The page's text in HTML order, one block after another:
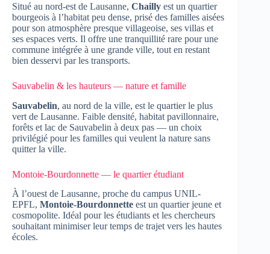
Situé au nord-est de Lausanne, Chailly est un quartier
bourgeois à l’habitat peu dense, prisé des familles aisées
pour son atmosphère presque villageoise, ses villas et
ses espaces verts. Il offre une tranquillité rare pour une
commune intégrée à une grande ville, tout en restant
bien desservi par les transports.
Sauvabelin & les hauteurs — nature et famille
Sauvabelin, au nord de la ville, est le quartier le plus
vert de Lausanne. Faible densité, habitat pavillonnaire,
forêts et lac de Sauvabelin à deux pas — un choix
privilégié pour les familles qui veulent la nature sans
quitter la ville.
Montoie-Bourdonnette — le quartier étudiant
À l’ouest de Lausanne, proche du campus UNIL-
EPFL, Montoie-Bourdonnette est un quartier jeune et
cosmopolite. Idéal pour les étudiants et les chercheurs
souhaitant minimiser leur temps de trajet vers les hautes
écoles.